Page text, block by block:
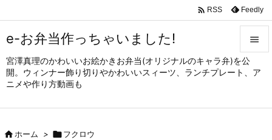
e-お弁当作っちゃいました!
宮澤真理のかわいいお絵かきお弁当(オリジナルのキャラ弁)を公
開。ウィンナー飾り切りやかわいいスィーツ、ランチプレート、ア
ニメや作り方動画も


メニュ
サイド
 RSS Feedly
ホーム > フクロウ